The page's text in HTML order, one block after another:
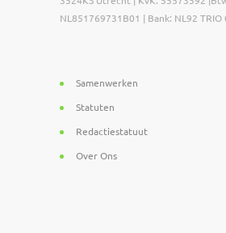
NL851769731B01 | Bank: NL92 TRIO
Samenwerken
Statuten
Redactiestatuut
Over Ons